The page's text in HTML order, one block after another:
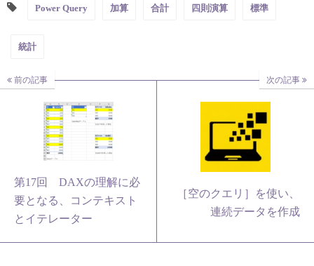
Power Query 加算 合計 四則演算 標準
統計
前の記事
第17回 DAXの理解に必
要となる、コンテキスト
とイテレーター
次の記事
［空のクエリ］を使い、
連続データを作成